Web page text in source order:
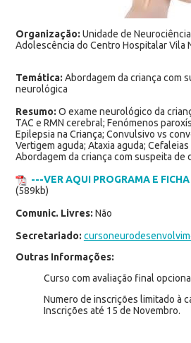
Organização: Unidade de
Adolescência do Centro Hospitalar Vila
Temática: Abordagem da criança com
neurológica
Resumo: O exame neurológico da
TAC e RMN cerebral; Fenómenos
Epilepsia na Criança; Convulsivo vs
Vertigem aguda; Ataxia aguda;
Abordagem da criança com suspeita de
---VER AQUI PROGRAMA E
(589kb)
Comunic. Livres: Não
Secretariado:
Outras Informações:
Curso com avaliação final
Numero de inscrições limitado à
Inscrições até 15 de Novembro.